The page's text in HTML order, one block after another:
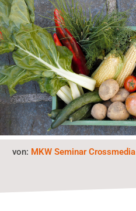
von: MKW Seminar Crossmedia